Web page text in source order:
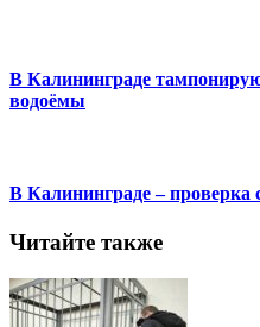
В Калининграде
водоёмы
В Калининграде – проверка
Читайте также